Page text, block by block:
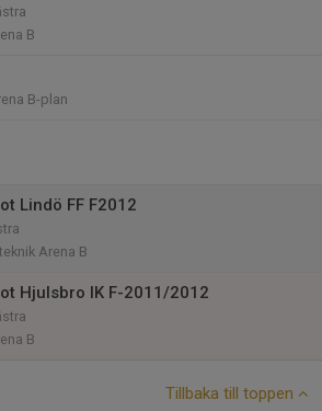
B
B-plan
Lindö FF F2012
Arena B
Hjulsbro IK F-2011/2012
B
Tillbaka till toppen